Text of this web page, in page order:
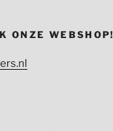
ONZE WEBSHOP!